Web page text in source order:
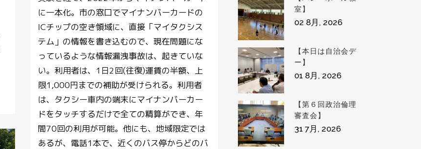
に一本化。市の窓口でマイナンバーカードの
ICチップの空き領域に、直接「マイタクシス
テム」の情報を書き込むので、現在問題にな
っているような情報漏洩事故は、起きていな
い。利用者は、1日2回(往復)運賃の半額、上
限1,000円までの補助が受けられる。利用者
は、タクシー車内の端末にマイナンバーカー
ドをタッチするだけで全ての精算ができ、年
間70回の利用が可能。他にも、地域限定では
あるが、電話1本で、近くのバス停からどのバ
室】
02 8月, 2026
【本日は自治会デ
ー】
01 8月, 2026
【第６回政治倫理
審査会】
31 7月, 2026